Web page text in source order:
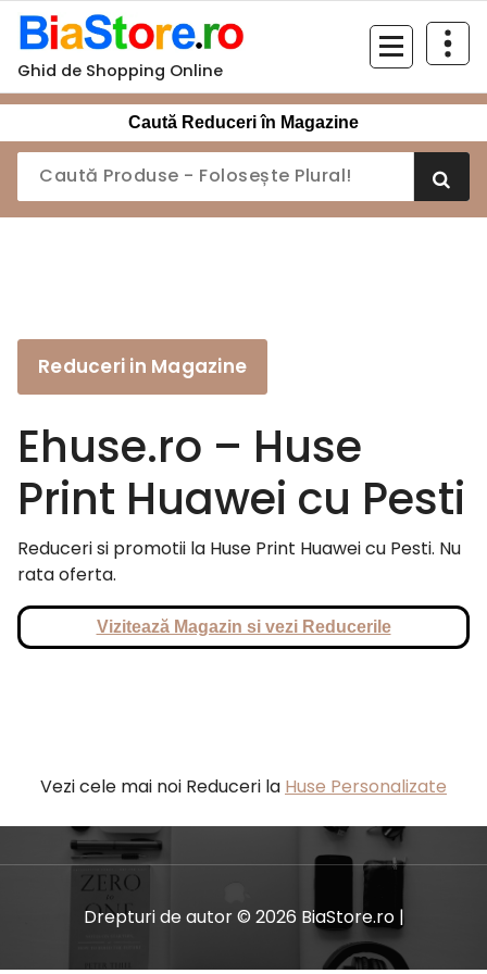
Sari
conținut
Ghid de Shopping Online
Caută Reduceri în Magazine
Reduceri in Magazine
Ehuse.ro – Huse
Print Huawei cu Pesti
Reduceri si promotii la Huse Print Huawei cu Pesti. Nu
rata oferta.
Vizitează Magazin si vezi Reducerile
Vezi cele mai noi Reduceri la Huse Personalizate
Drepturi de autor © 2026 BiaStore.ro |